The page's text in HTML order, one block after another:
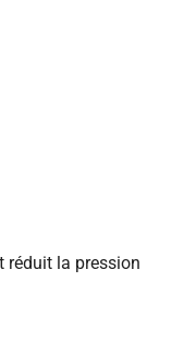
réduit la pression